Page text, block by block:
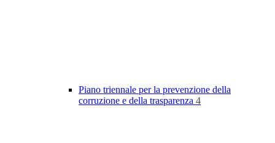
Piano triennale per la prevenzione della
corruzione e della trasparenza 4